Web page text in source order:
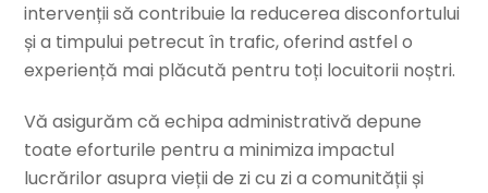
intervenții să contribuie la reducerea disconfortului
și a timpului petrecut în trafic, oferind astfel o
experiență mai plăcută pentru toți locuitorii noștri.
Vă asigurăm că echipa administrativă depune
toate eforturile pentru a minimiza impactul
lucrărilor asupra vieții de zi cu zi a comunității și